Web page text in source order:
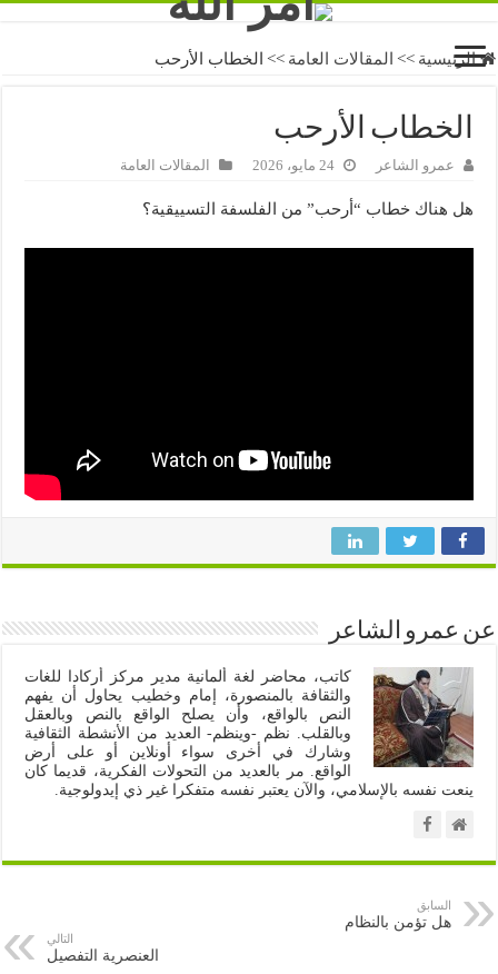
الرئيسية >> المقالات العامة >> الخطاب الأرحب
الخطاب الأرحب
عمرو الشاعر 24 مايو، 2026 المقالات العامة
هل هناك خطاب “أرحب” من الفلسفة التسييقية؟
عن عمرو الشاعر
كاتب، محاضر لغة ألمانية مدير مركز أركادا للغات
والثقافة بالمنصورة، إمام وخطيب يحاول أن يفهم
النص بالواقع، وأن يصلح الواقع بالنص وبالعقل
وبالقلب. نظم -وينظم- العديد من الأنشطة الثقافية
وشارك في أخرى سواء أونلاين أو على أرض
الواقع. مر بالعديد من التحولات الفكرية، قديما كان
ينعت نفسه بالإسلامي، والآن يعتبر نفسه متفكرا غير ذي إيدولوجية.
السابق
هل تؤمن بالنظام
التالي
العنصرية التفصيل